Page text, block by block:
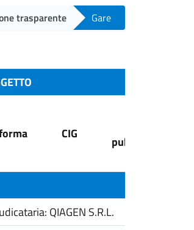
trasparente Gare
CIG
pubblicazione
QIAGEN S.R.L.